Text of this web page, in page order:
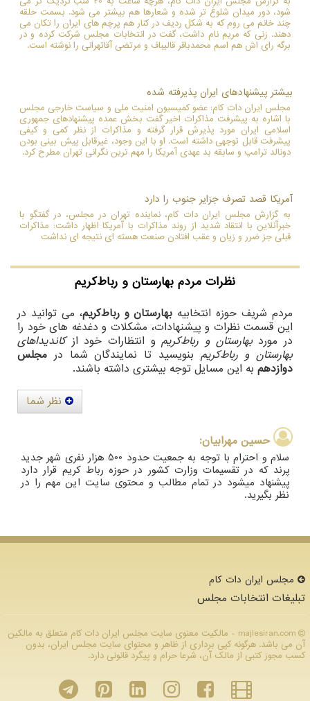
شود، دور میدان شلوغ تر شده و شعارها هم بیشتر می شود. بسمت حلقه
چند خانم می روم که به شکل ردیف در کنار هم پرچم های ایران را تکان می
دهند. زنی که مریم نام داشت، گفت در انتخابات مجلس شرکت کرده و در
برگه رای اش هم اسم محمدباقر قالیباف و مرتضی آقاتهرانی را نوشته است.
بیشتر پیشنهادهای ایران پذیرفته شده
مجلس ایران دات کام: عضو کمیسیون امنیت ملی و سیاست خارجی مجلس
با اشاره به پیشرفت مذاکرات اخیر گفت بخش عمده پیشنهادهای جمهوری
اسلامی ایران مورد پذیرش قرار گرفته و مذاکرات از نظر کمی و کیفی
پیشرفت قابل توجهی داشته است. او با این وجود، غیرقابل پیش بینی بودن
دونالد ترامپ و سابقه بد عهدی آمریکا را مهم ترین نگرانی تهران مطرح کرد.
آمریکا قصد تصرف جزایر جنوب را دارد
به گزارش مجلس ایران دات کام، نماینده تهران در مجلس، در گفتگو با
خبرآنلاین با انتقاد شدید از روند مذاکرات با آمریکا اظهار داشت: مذاکرات
قبلی جز ضرر و زیان و عقب افتادن صنعت هسته ای نتیجه ای نداشت
نظرات مردم بهارستان و رباط‌کریم
مردم شریف حوزه انتخابیه بهارستان و رباط‌کریم، می توانید در
این قسمت نظرات و پیشنهادات، مشکلات و دغدغه های خود را
در موردبهارستان و رباط‌کریمو انتظارات خود ازکاندیداهای
بهارستان و رباط‌کریم بنویسید تا نمایندگان شما در مجلس
دوازدهم به این مسایل توجه بیشتری داشته باشند.
نظر شما
حسین مهرابیان:
سلام و احترام با توجه به جمعیت حدود 500 هزار نفری شهر جدید
پرند که در تقسیمات وزارت کشور در حوزه رباط کریم قرار دارد
پیشنهاد میشود در تمام مطالب و محتوی سایت این مهم را در
نظر بگیرید.
مجلس ایران دات كام
تبلیغات انتخابات مجلس
majlesiran.com - مالکیت معنوی سایت مجلس ایران دات كام متعلق به مالکین
آن می باشد. هرگونه کپی برداری از ظاهر و محتوای سایت مجلس ایران، بدون
کسب مجوز کتبی از مالک آن، شرعا حرام و پیگرد قانونی دارد.